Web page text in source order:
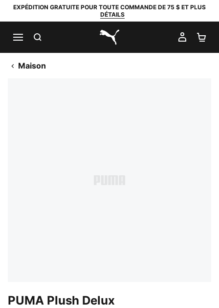
EXPÉDITION GRATUITE POUR TOUTE COMMANDE DE 75 $ ET PLUS
DÉTAILS
PUMA.com
MON
Maison
PUMA Plush Delux